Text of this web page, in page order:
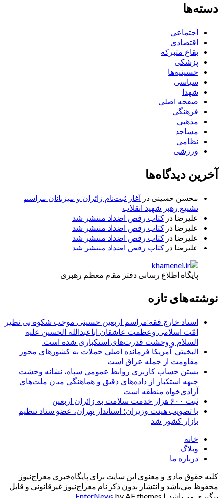
دسته‌ها
اجتماعی
اقتصادی
بقاع متبرکه
پزشکی
حسینیه‌ها
سیاسی
شهدا
صفحه اصلی
فرهنگی
مذهبی
مساجد
نظامی
ورزشی
آخرین دیدگاه‌ها
محسن حسینی در آغاز ثبت‌نام زائران و میزبانان مراسم
تشییع رهبر شهید انقلاب
علیرضا در کتاب رقص اضداد منتشر شد
علیرضا در کتاب رقص اضداد منتشر شد
علیرضا در کتاب رقص اضداد منتشر شد
علیرضا در کتاب رقص اضداد منتشر شد
پایگاه اطلاع رسانی دفتر مقام معظم رهبری
نوشته‌های تازه
استاد خارج فقه:مراسم اربعین حسینی موجب شکوه بی نظیر
امّت اسلامی وعظمت عاشقان اباعبدالله الحسین علیه
السلام و وحشت قدرت‌های استکباری شده است.
البخیتی: آمریکا فرمانده اصلی حملات به کشورهای محور
مقاومت از جمله عراق است
بستن حساب کاربری روابط عمومی سپاه، نشانه‌ وحشت
جبهه استکبار از داده‌های دقیق و هماهنگی میان ملت‌های
آزادی‌خواه منطقه است
ثبت ۶۰۰ هزار خدمت سلامت به زائران اربعین
با تصویب هیئت وزیران؛ استاندار تهران، عضو ستاد تنظیم
بازار کشور شد
خانه
وبلاگ
درباره ما
کلیه حقوق مادی و معنوی این سایت برای پایگاه‌خبری معراج‌نیوز
محفوظ می‌باشد و انتشار بدون ذکر نام معراج‌نیوز غیرقانونی و قابل
پیگیری می‌باشد. |
EnterNews by AF themes.